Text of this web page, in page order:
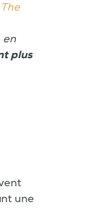
The
en
plus
une